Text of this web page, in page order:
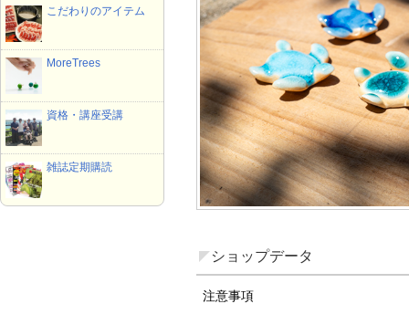
こだわりのアイテム
MoreTrees
資格・講座受講
雑誌定期購読
ショップデータ
注意事項